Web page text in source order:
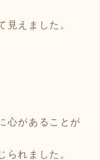
見えました。
心があることが
られました。